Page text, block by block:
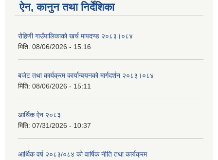
ऐन, कानुन तथा निर्देशिका
रोहिणी गाउँपालिकाको खर्च मापदण्ड २०८३।०८४
मिति: 08/06/2026 - 15:16
बजेट तथा कार्यक्रम कार्यान्वयनको मार्गदर्शन २०८३।०८४
मिति: 08/06/2026 - 15:11
आर्थिक ऐन २०८३
मिति: 07/31/2026 - 10:37
आर्थिक वर्ष २०८३/०८४ को वार्षिक नीति तथा कार्यक्रम